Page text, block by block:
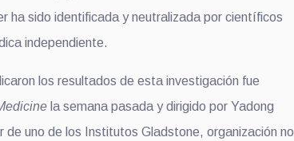
ha sido identificada y neutralizada por científicos
independiente.
los resultados de esta investigación fue
la semana pasada y dirigido por Yadong
de uno de los Institutos Gladstone, organización no